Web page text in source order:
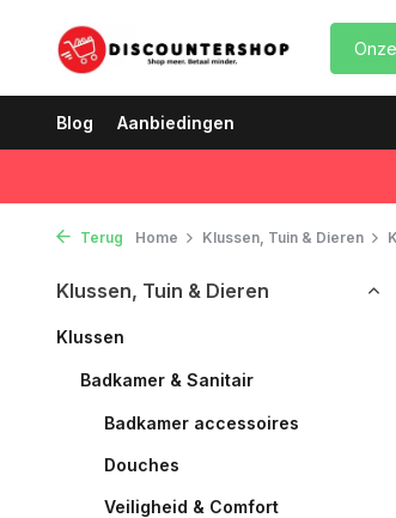
Blog Aanbiedingen
dag geleverd!
Terug Home Klussen, Tuin & Dieren
Klussen, Tuin & Dieren
Klussen
Badkamer & Sanitair
Badkamer accessoires
Douches
Veiligheid & Comfort